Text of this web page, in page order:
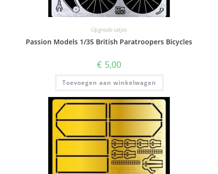
Upgrade setjes
Passion Models 1/35 British Paratroopers Bicycles
€ 5,00
Toevoegen aan winkelwagen